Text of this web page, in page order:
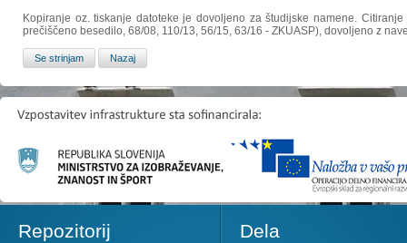
Kopiranje oz. tiskanje datoteke je dovoljeno za študijske namene.
prečiščeno besedilo, 68/08, 110/13, 56/15, 63/16 - ZKUASP), dovoljeno z
Repozitorij Dela